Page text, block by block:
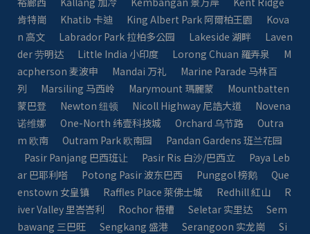
肯特崗
Khatib 卡迪 King Albert Park 阿爾柏王園
Kova
n 高文
Labrador Park 拉柏多公园 Lakeside 湖畔
Laven
der 劳明达
Little India 小印度 Lorong Chuan 羅弄泉
M
acpherson 麦波申
Mandai 万礼
Marine Parade 马林百
列
Marsiling 马西岭 Marymount 瑪麗蒙
Mountbatten
蒙巴登
Newton 纽顿 Nicoll Highway 尼誥大道
Novena
诺维娜
One-North 纬壹科技城 Orchard 乌节路
Outra
m 欧南
Outram Park 欧南园
Pandan Gardens 班兰花园
Pasir Panjang 巴西班让
Pasir Ris 白沙/巴西立
Paya Leb
ar 巴耶利嗒
Potong Pasir 波东巴西 Punggol 榜鹅
Que
enstown 女皇镇
Raffles Place 萊佛士城 Redhill 紅山
R
iver Valley 里峇峇利
Rochor 梧槽 Seletar 实里达
Sem
bawang 三巴旺
Sengkang 盛港 Serangoon 实龙崗
Si